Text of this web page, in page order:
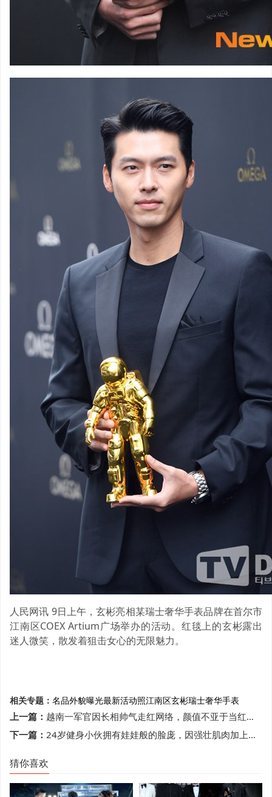
人民网讯 9日上午，玄彬亮相某瑞士奢华手表品牌在首尔市
江南区COEX Artium广场举办的活动。红毯上的玄彬露出
迷人微笑，散发着狙击女心的无限魅力。
相关专题： 名品外貌曝光最新活动照江南区玄彬瑞士奢华手表
上一篇： 越南一军官因长相帅气走红网络，颜值不亚于当红明星
下一篇： 24岁健身小伙拥有娃娃般的脸庞，因强壮肌肉加上帅气颜值而走红
猜你喜欢